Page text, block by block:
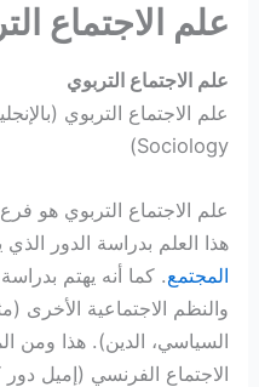
علم الاجتماع
علم الاجتماع التربوي
Sociology)
علم الاجتماع التربوي هو
هذا العلم بدراسة الدور
المجتمع. كما أنه يهتم
والنظم الاجتماعية الأخرى
السياسي، الدين). هذا ومن